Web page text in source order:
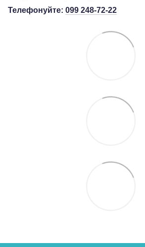
Телефонуйте: 099 248-72-22